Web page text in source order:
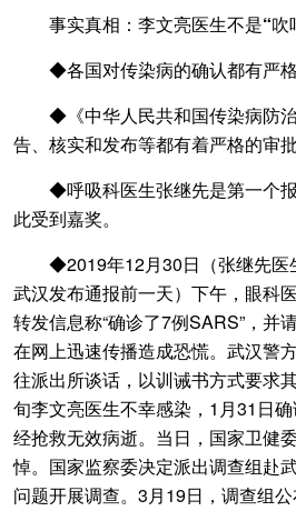
事实真相：李文亮医生不是“吹
◆各国对传染病的确认都有严格
◆《中华人民共和国传染病防治
告、核实和发布等都有着严格的审批
◆呼吸科医生张继先是第一个报
此受到嘉奖。
◆2019年12月30日（张继先医生
武汉发布通报前一天）下午，眼科
转发信息称“确诊了7例SARS”，并
在网上迅速传播造成恐慌。武汉警
往派出所谈话，以训诫书方式要求
旬李文亮医生不幸感染，1月31日
经抢救无效病逝。当日，国家卫健
悼。国家监察委决定派出调查组赴
问题开展调查。3月19日，调查组